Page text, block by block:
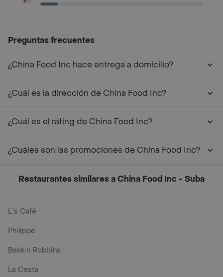
Preguntas frecuentes
¿China Food Inc hace entrega a domicilio?
¿Cuál es la dirección de China Food Inc?
¿Cuál es el rating de China Food Inc?
¿Cuáles son las promociones de China Food Inc?
Restaurantes similares a China Food Inc - Suba
L´s Café
Philippe
Baskin Robbins
La Cesta